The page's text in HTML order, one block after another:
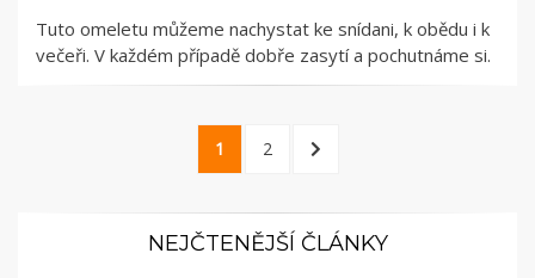
Tuto omeletu můžeme nachystat ke snídani, k obědu i k
večeři. V každém případě dobře zasytí a pochutnáme si.
PAGE
1 PAGE
2
NEXT
NEJČTENĚJŠÍ ČLÁNKY